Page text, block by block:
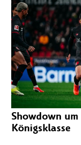
Showdown
Königsklasse